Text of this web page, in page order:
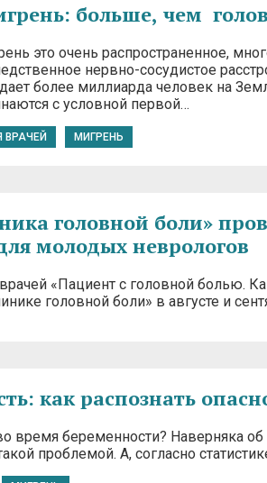
больше, чем
это очень распространенное,
нервно-сосудистое
более миллиарда человек на
с условной первой…
ВРАЧЕЙ МИГРЕНЬ
головной боли»
молодых неврологов
«Пациент с головной болью.
головной боли» в августе и
как распознать
время беременности? Наверняка
проблемой. А, согласно